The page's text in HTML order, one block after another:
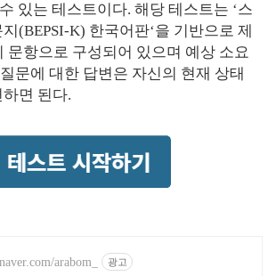
있는 테스트이다. 해당 테스트는 ‘스
(BEPSI-K) 한국어판‘을 기반으로 제
문항으로 구성되어 있으며 예상 소요
문에 대한 답변은 자신의 현재 상태
면 된다.
arabom_ 광고